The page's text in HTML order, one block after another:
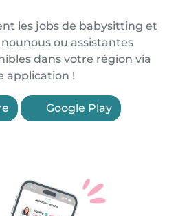
les jobs de babysitting et
ou assistantes
dans votre région via
application !
Google Play